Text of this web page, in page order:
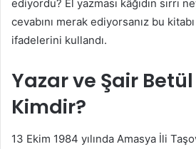
ediyordu? El yazması kâğıdın sırrı
cevabını merak ediyorsanız bu kitabı
ifadelerini kullandı.
Yazar ve Şair Betül
Kimdir?
13 Ekim 1984 yılında Amasya İli